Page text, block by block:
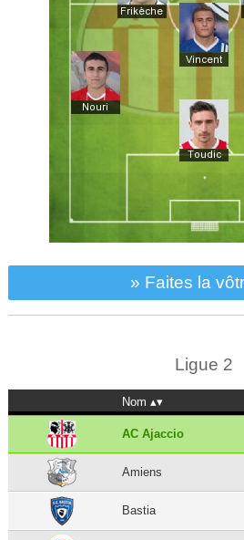
» Faites la
Ligue 2
Nom
AC Ajaccio
Amiens
Bastia